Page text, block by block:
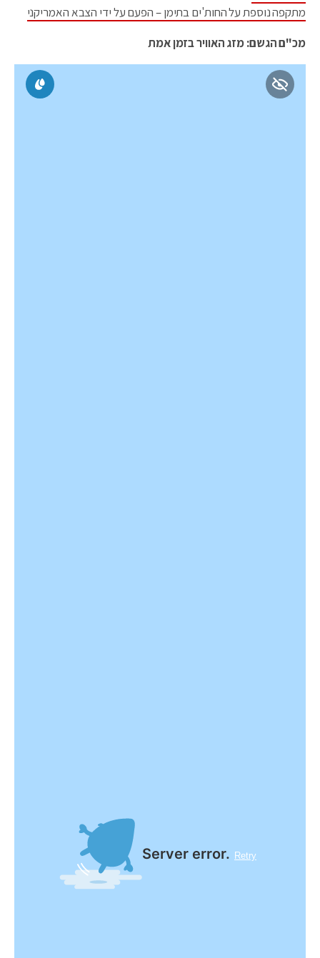
מתקפה נוספת על החות'ים בתימן – הפעם על ידי הצבא האמריקני
מכ"ם הגשם: מזג האוויר בזמן אמת